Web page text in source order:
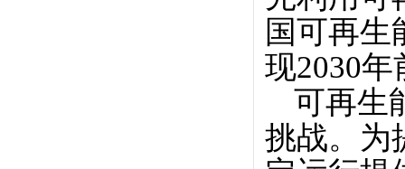
国可再生
现2030
可再生
挑战。为